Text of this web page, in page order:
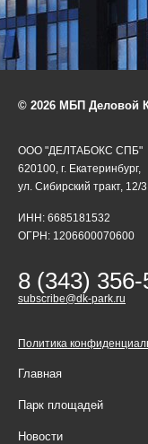
© 2026 МБП Деловой
ООО "ДЕЛТАБОКС СПБ"
620100, г. Екатеринбург,
ул. Сибирский тракт, 12/
ИНН: 6685181532
ОГРН: 1206600070600
8 (343)
subscribe@dk-park.ru
Политика
Главная
Парк площадей
Новости